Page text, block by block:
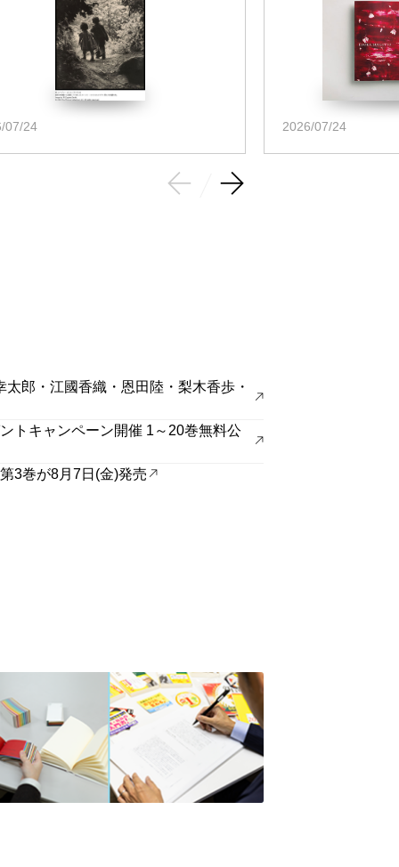
07/24 2026/07/24
郎・江國香織・恩田陸・梨木香歩・
トキャンペーン開催 1～20巻無料公
3巻が8月7日(金)発売